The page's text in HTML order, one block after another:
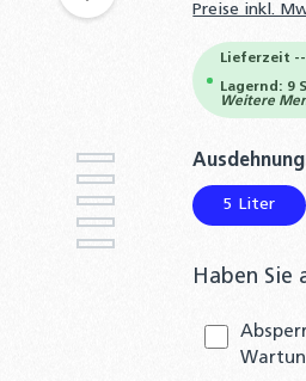
Preise inkl.
Lieferzeit --
Lagernd: 9
Weitere
5 Liter
Haben Sie